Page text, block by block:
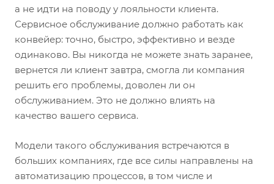
а не идти на поводу у лояльности клиента.
Сервисное обслуживание должно работать как
конвейер: точно, быстро, эффективно и везде
одинаково. Вы никогда не можете знать заранее,
вернется ли клиент завтра, смогла ли компания
решить его проблемы, доволен ли он
обслуживанием. Это не должно влиять на
качество вашего сервиса.
Модели такого обслуживания встречаются в
больших компаниях, где все силы направлены на
автоматизацию процессов, в том числе и